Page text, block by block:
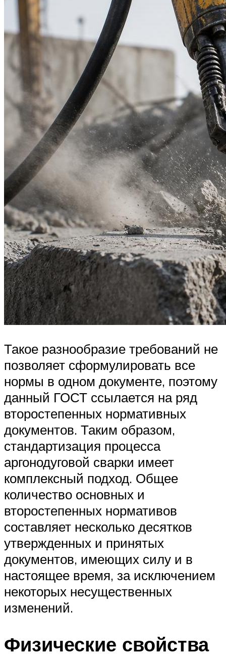
Такое разнообразие требований не
позволяет сформулировать все
нормы в одном документе, поэтому
данный ГОСТ ссылается на ряд
второстепенных нормативных
документов. Таким образом,
стандартизация процесса
аргонодуговой сварки имеет
комплексный подход. Общее
количество основных и
второстепенных нормативов
составляет несколько десятков
утвержденных и принятых
документов, имеющих силу и в
настоящее время, за исключением
некоторых несущественных
изменений.
Физические свойства